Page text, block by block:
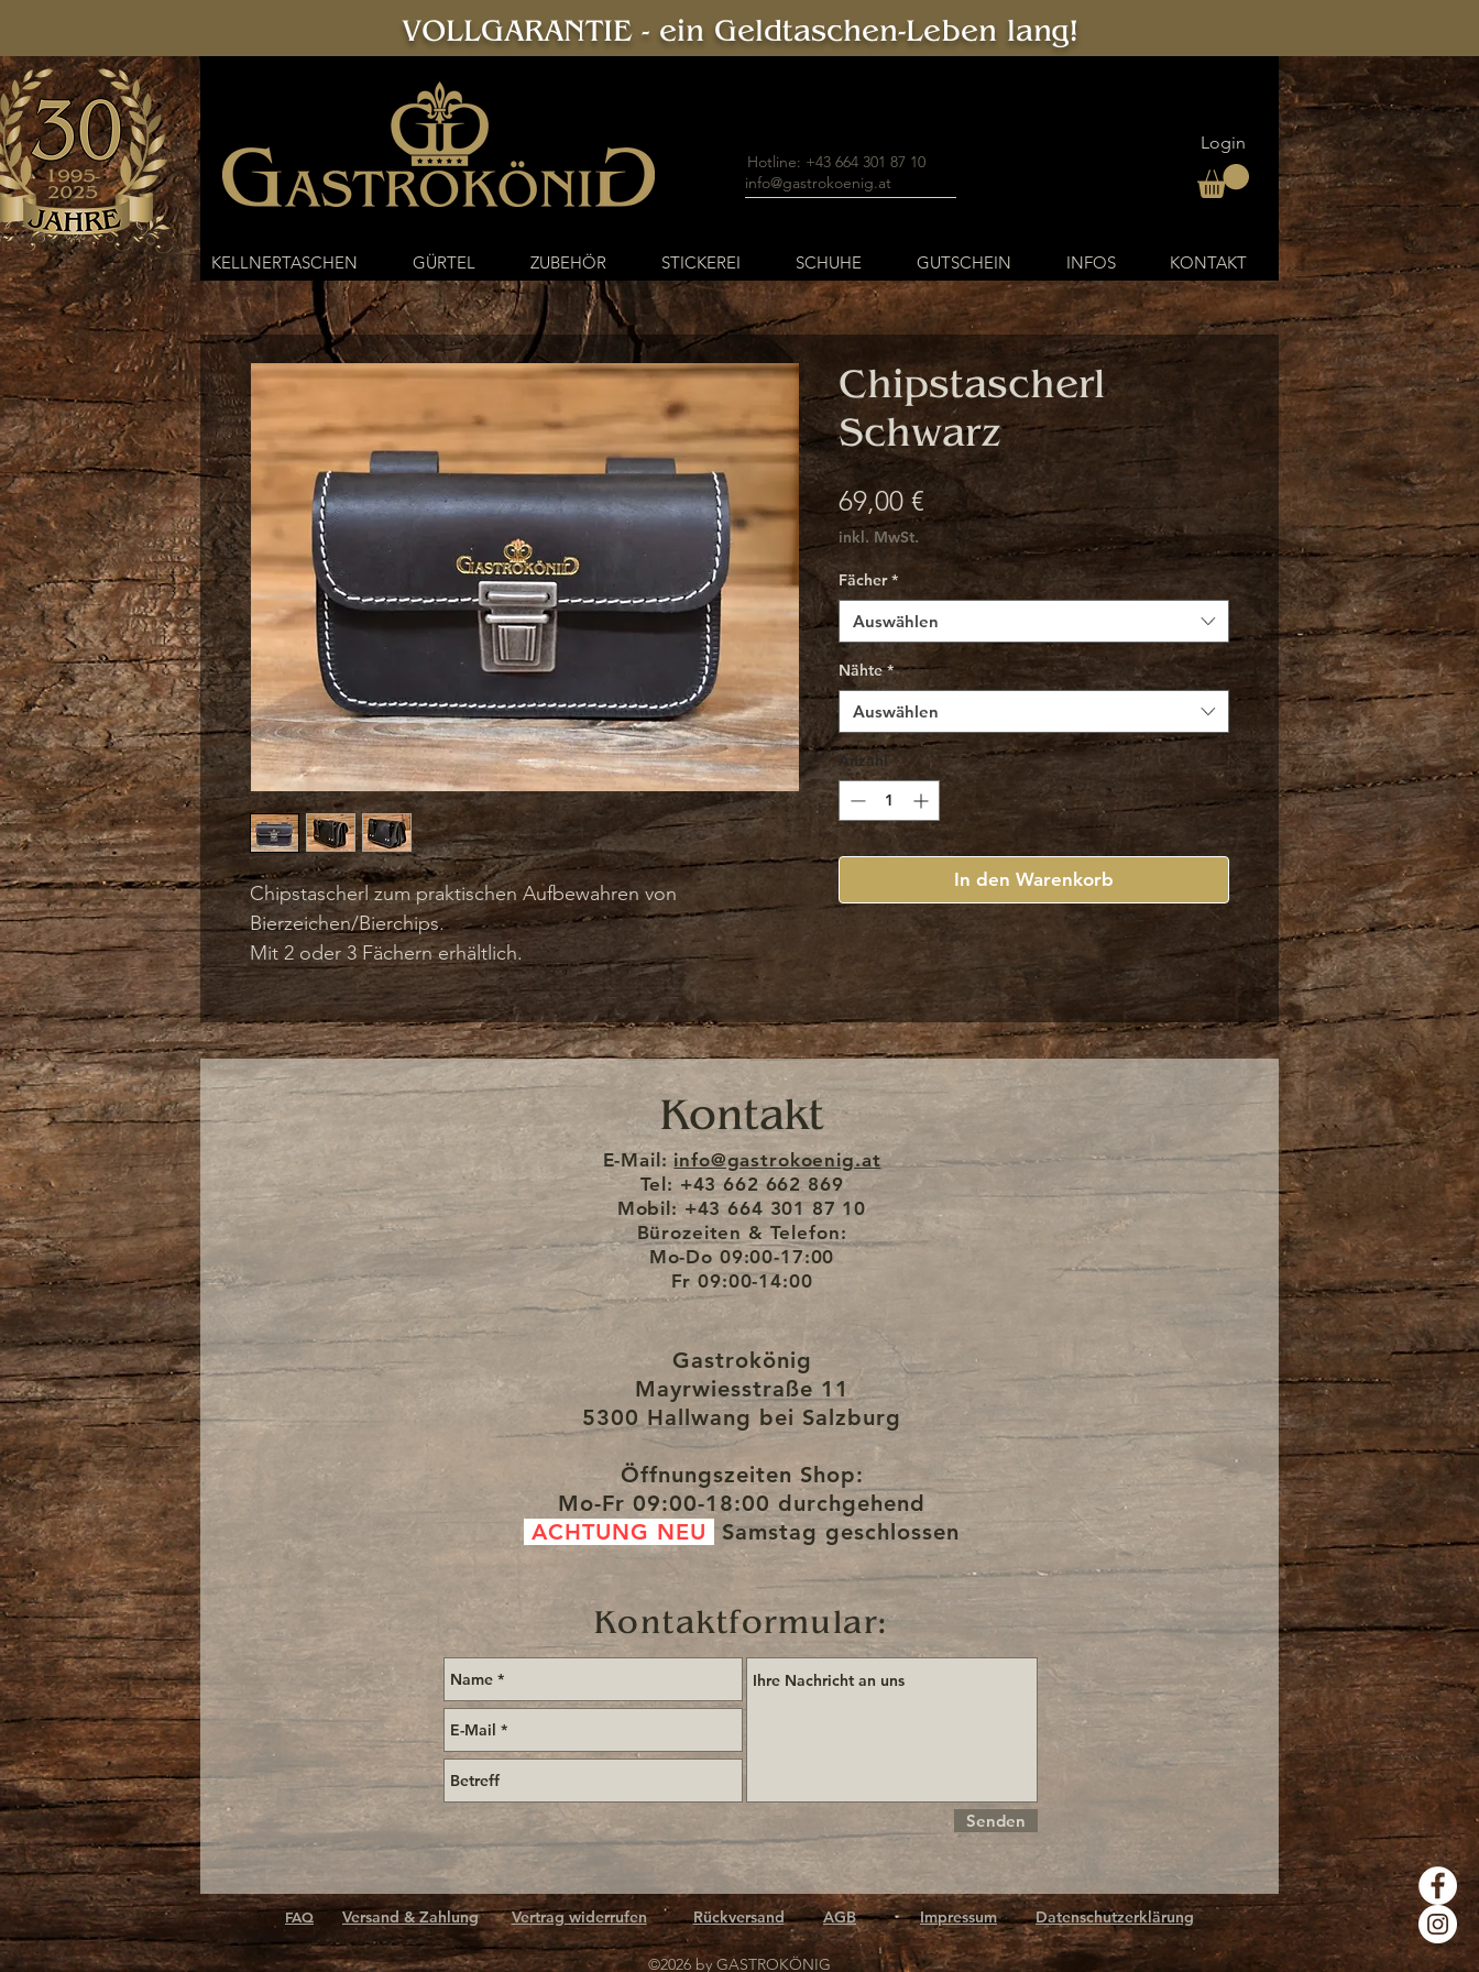
VOLLGARANTIE - ein Geldtaschen-Leben lang!
Login
Hotline: +43 664 301 87 10
info@gastrokoenig.at
KELLNERTASCHEN GÜRTEL ZUBEHÖR STICKEREI SCHUHE GUTSCHEIN INFOS KONTAKT
Chipstascherl zum praktischen Aufbewahren von
Bierzeichen/Bierchips.
Mit 2 oder 3 Fächern erhältlich.
Mit schwarzer Naht oder mit weißen Kontrastnähten.
Chipstascherl
Schwarz
69,00 € Preis
inkl. MwSt.
Fächer *
Auswählen
Nähte *
Auswählen
Anzahl *
In den Warenkorb
Kontakt
E-Mail:info@gastrokoenig.at
Tel: +43 662 662 869
Mobil: +43 664 301 87 10
Bürozeiten & Telefon:
Mo-Do 09:00-17:00
Fr 09:00-14:00
Gastrokönig
Mayrwiesstraße 11
5300 Hallwang bei Salzburg
Öffnungszeiten Shop:
Mo-Fr 09:00-18:00 durchgehend
ACHTUNG NEU Samstag geschlossen
Kontaktformular:
Senden
FAQ Rückversand
Versand & Zahlung Impressum Datenschutzerklärung
AGB
Vertrag widerrufen
©2026 by GASTROKÖNIG